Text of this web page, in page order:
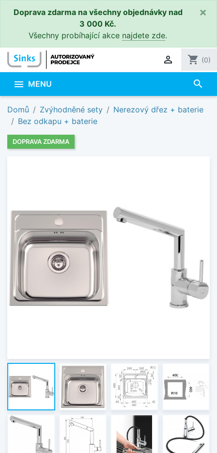
Doprava zdarma na všechny objednávky nad
3 000 Kč.
Všechny probíhající akce najdete zde.
×
 shopping_cart (0)
 MENU search
Domů Zvýhodněné sety
Nerezový dřez + baterie
Bez odkapu + baterie
DOPRAVA ZDARMA